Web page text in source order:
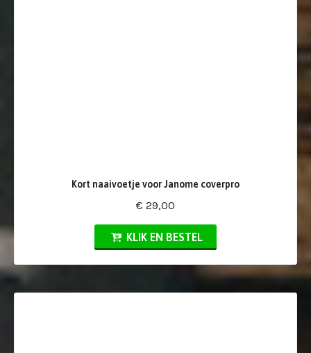
Kort naaivoetje voor Janome coverpro
€ 29,00
KLIK EN BESTEL